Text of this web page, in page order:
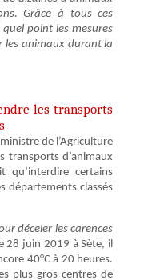
Grâce à tous ces
point les mesures
les animaux durant la
les transports
de l’Agriculture
transports d’animaux
qu’interdire certains
départements classés
déceler les carences
28 juin 2019 à Sète, il
40°C à 20 heures.
plus gros centres de